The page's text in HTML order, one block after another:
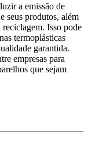
a emissão de
seus produtos, além
Isso pode
termoplásticas
garantida.
empresas para
que sejam